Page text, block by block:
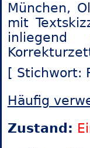
München,
mit
[ Stichwort:
Häufig
Zustand: